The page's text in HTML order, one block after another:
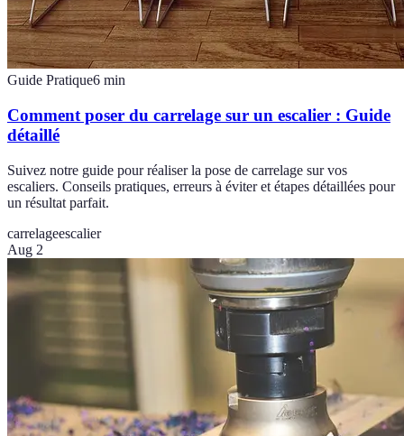
Guide Pratique6 min
Comment poser du carrelage sur un escalier : Guide
détaillé
Suivez notre guide pour réaliser la pose de carrelage sur vos
escaliers. Conseils pratiques, erreurs à éviter et étapes détaillées pour
un résultat parfait.
carrelageescalier
Aug 2